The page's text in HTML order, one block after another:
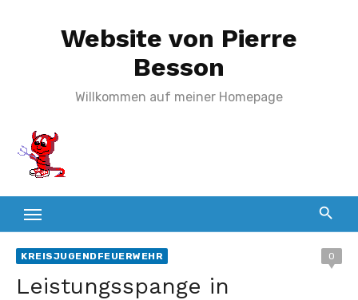
Website von Pierre
Besson
Willkommen auf meiner Homepage
KREISJUGENDFEUERWEHR 0
Leistungsspange in